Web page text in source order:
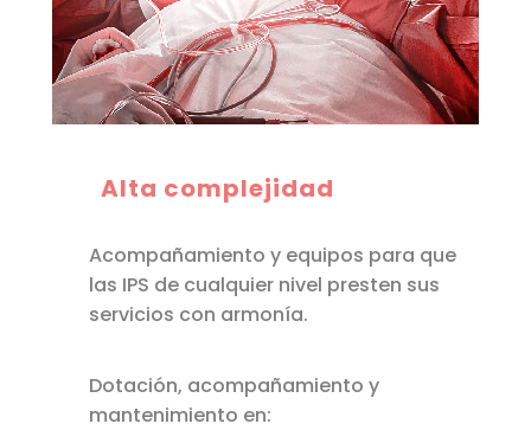
Alta complejidad
Acompañamiento y equipos para que
las IPS de cualquier nivel presten sus
servicios con armonía.
Dotación, acompañamiento y
mantenimiento en: